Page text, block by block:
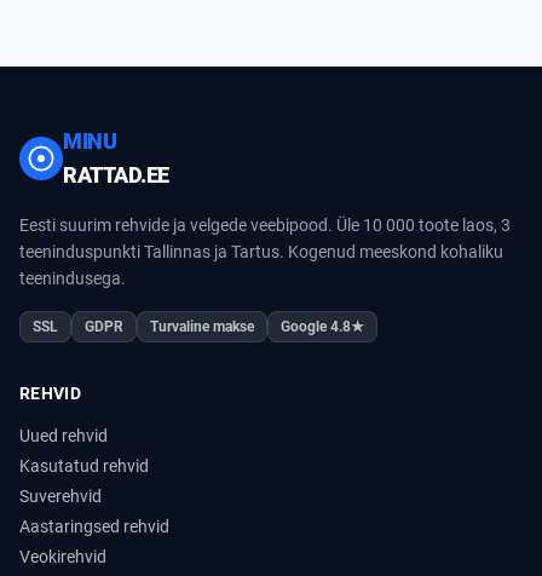
MINU
RATTAD.EE
Eesti suurim rehvide ja velgede veebipood. Üle 10 000 toote laos, 3
teeninduspunkti Tallinnas ja Tartus. Kogenud meeskond kohaliku
teenindusega.
SSL GDPR Turvaline makse Google 4.8★
REHVID
Uued rehvid
Kasutatud rehvid
Suverehvid
Aastaringsed rehvid
Veokirehvid